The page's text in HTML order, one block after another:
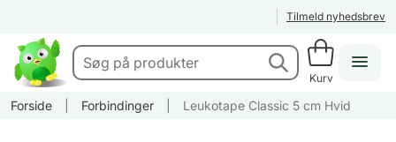
Tilmeld nyhedsbrev
Kurv
Forside Forbindinger Leukotape Classic 5 cm Hvid